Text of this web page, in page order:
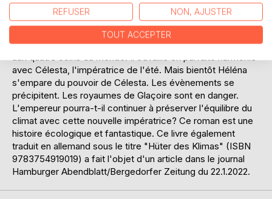
vers ce torrent furieux et menaçant." Glaçoire, l'empereur
des glaces, a créé les pôles et les glaciers du monde
entier. Il y règne depuis des milliers d'années. Avec ses
trolls il sème la magie de l'hiver et des neiges éternelles
aux quatre coins du monde. Il travaille en parfaite harmonie
avec Célesta, l'impératrice de l'été. Mais bientôt Héléna
s'empare du pouvoir de Célesta. Les évènements se
précipitent. Les royaumes de Glaçoire sont en danger.
L'empereur pourra-t-il continuer à préserver l'équilibre du
climat avec cette nouvelle impératrice? Ce roman est une
histoire écologique et fantastique. Ce livre également
traduit en allemand sous le titre "Hüter des Klimas" (ISBN
9783754919019) a fait l'objet d'un article dans le journal
Hamburger Abendblatt/Bergedorfer Zeitung du 22.1.2022.
REFUSER NON, AJUSTER
TOUT ACCEPTER